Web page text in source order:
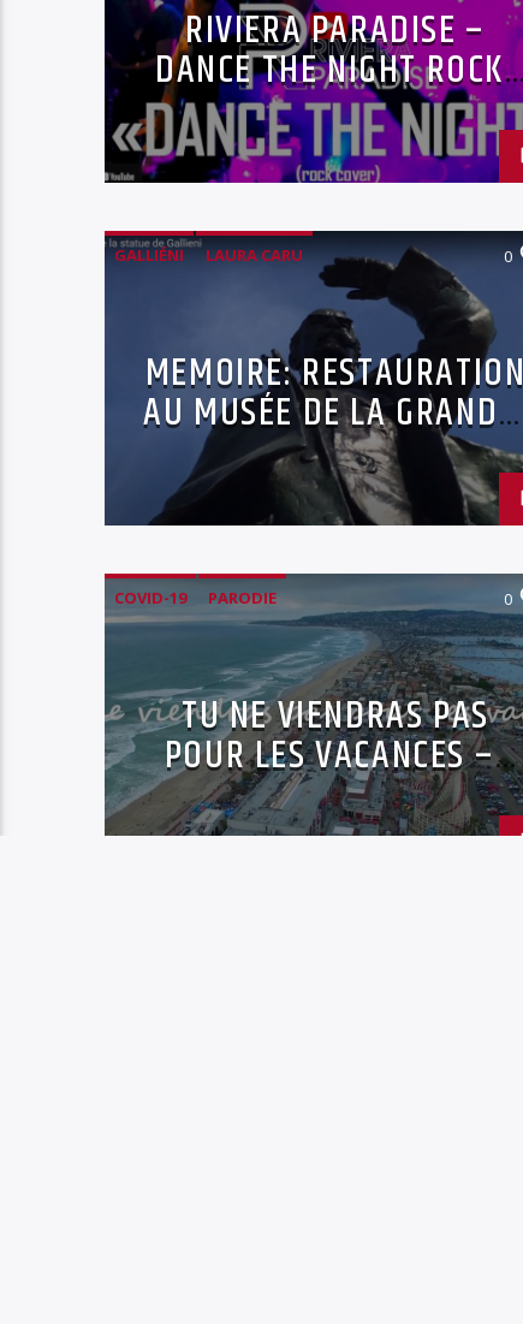
RIVIERA PARADISE –
DANCE THE NIGHT ROCK
COVER DUALIPA
GALLIÉNI
LAURA CARU
MUSÉE DE LA GRANDE GUERRE
RESTAURATION OEUVRE D'ART
0
MEMOIRE: RESTAURATION
AU MUSÉE DE LA GRANDE
GUERRE.
COVID-19 PARODIE 0
TU NE VIENDRAS PAS
POUR LES VACANCES –
COVID PARODIE DE DAVID
& JONATHAN/FRED TANTO